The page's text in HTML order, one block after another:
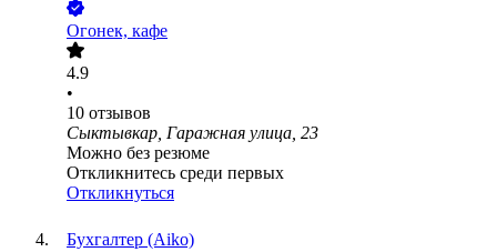
Огонек, кафе
4.9
•
10 отзывов
Сыктывкар, Гаражная улица, 23
Можно без резюме
Откликнитесь среди первых
Откликнуться
Бухгалтер (Aiko)